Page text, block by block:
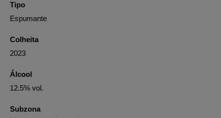
Tipo
Espumante
Colheita
2023
Álcool
12.5% vol.
Subzona